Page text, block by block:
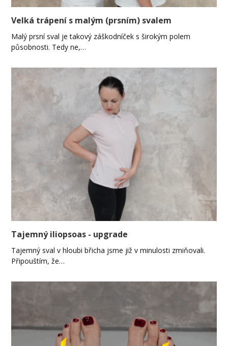
Velká trápení s malým (prsním) svalem
Malý prsní sval je takový záškodníček s širokým polem
působnosti. Tedy ne,…
Tajemný iliopsoas - upgrade
Tajemný sval v hloubi břicha jsme již v minulosti zmiňovali.
Připouštím, že…